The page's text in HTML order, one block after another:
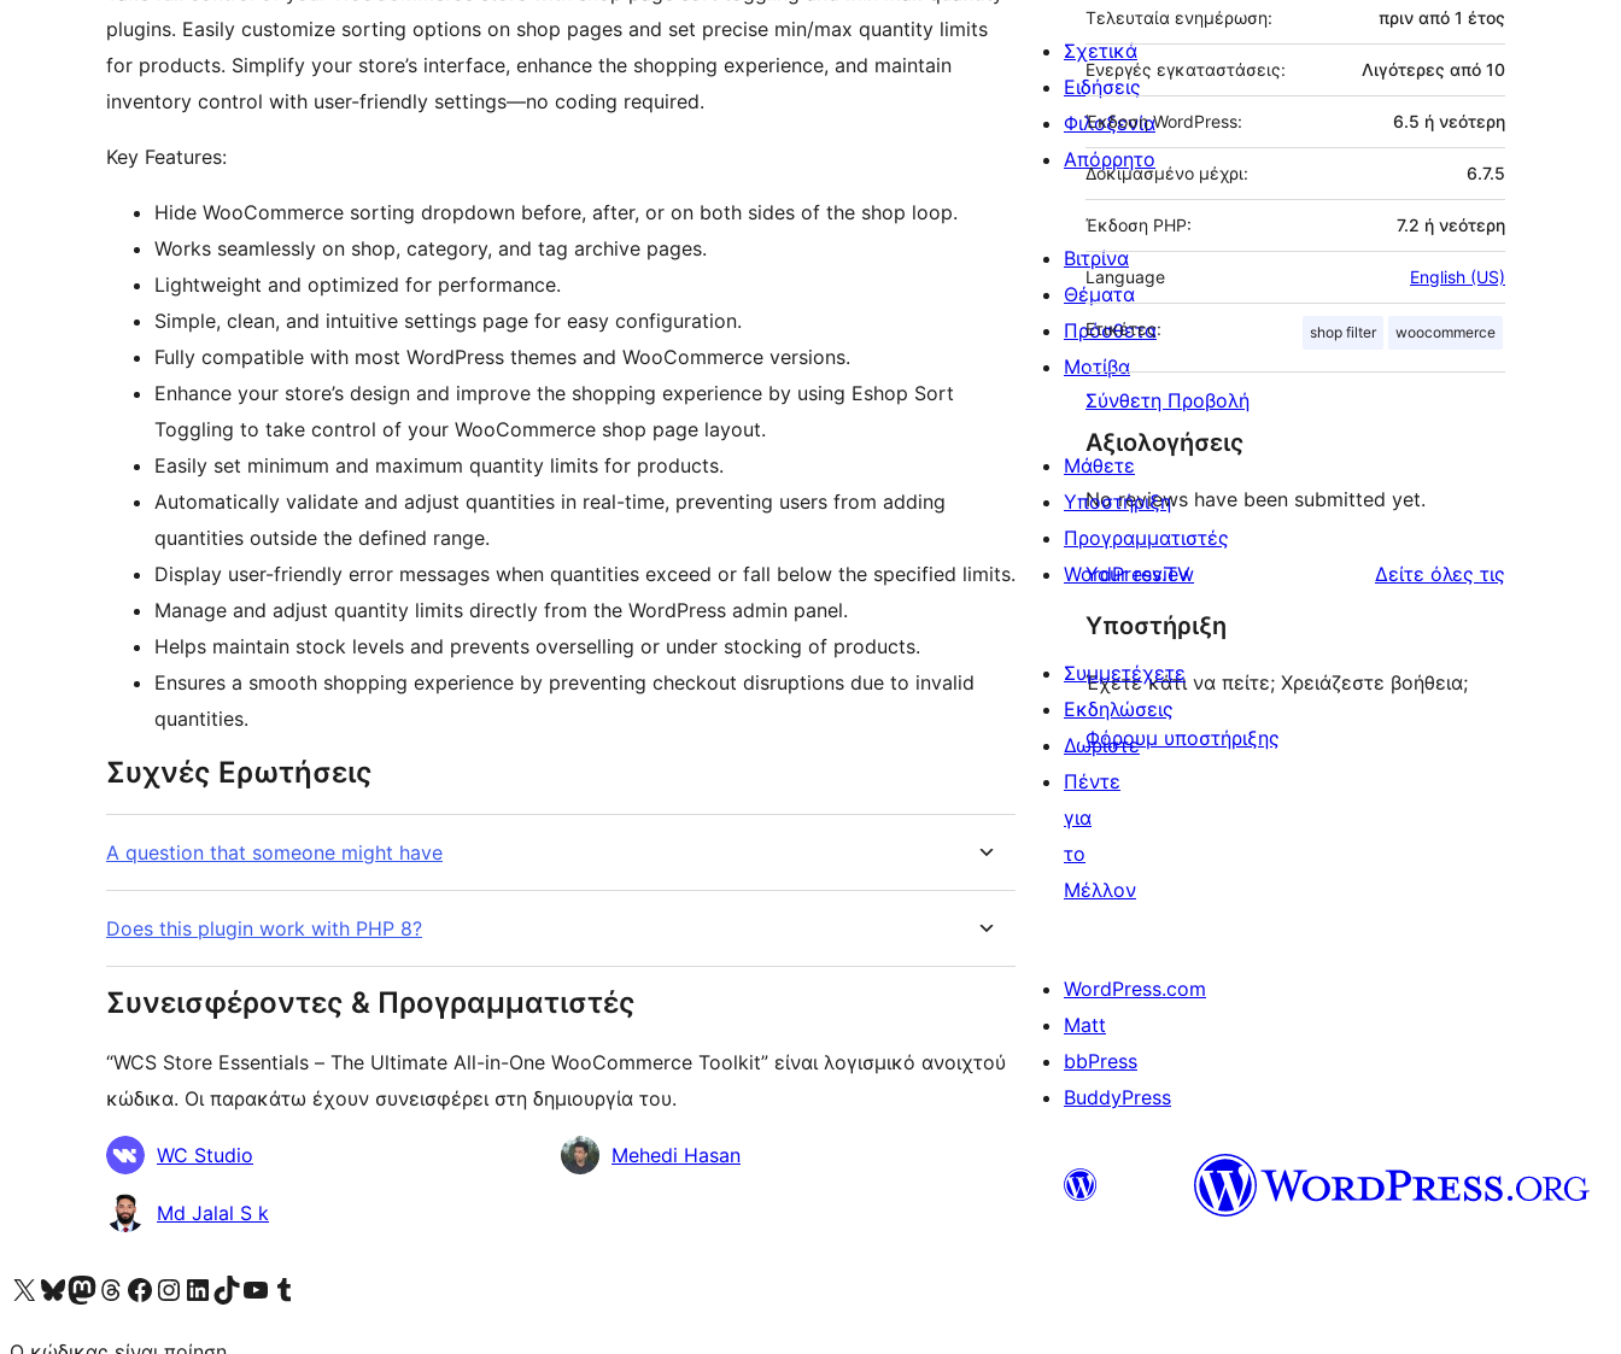
plugins. Easily customize sorting options on shop pages and set precise min/max quantity limits
for products. Simplify your store’s interface, enhance the shopping experience, and maintain
inventory control with user-friendly settings—no coding required.
Key Features:
Hide WooCommerce sorting dropdown before, after, or on both sides of the shop loop.
Works seamlessly on shop, category, and tag archive pages.
Lightweight and optimized for performance.
Simple, clean, and intuitive settings page for easy configuration.
Fully compatible with most WordPress themes and WooCommerce versions.
Enhance your store’s design and improve the shopping experience by using Eshop Sort
Toggling to take control of your WooCommerce shop page layout.
Easily set minimum and maximum quantity limits for products.
Automatically validate and adjust quantities in real-time, preventing users from adding
quantities outside the defined range.
Display user-friendly error messages when quantities exceed or fall below the specified limits.
Manage and adjust quantity limits directly from the WordPress admin panel.
Helps maintain stock levels and prevents overselling or under stocking of products.
Ensures a smooth shopping experience by preventing checkout disruptions due to invalid
quantities.
Συχνές Ερωτήσεις
A question that someone might have
Does this plugin work with PHP 8?
Συνεισφέροντες & Προγραμματιστές
“WCS Store Essentials – The Ultimate All-in-One WooCommerce Toolkit” είναι λογισμικό ανοιχτού
κώδικα. Οι παρακάτω έχουν συνεισφέρει στη δημιουργία του.
Συντελεστές
WC Studio Mehedi Hasan
Md Jalal S k
Τελευταία ενημέρωση: πριν από 1 έτος
Ενεργές εγκαταστάσεις: Λιγότερες από 10
Έκδοση WordPress: 6.5 ή νεότερη
Δοκιμασμένο μέχρι: 6.7.5
Έκδοση PHP: 7.2 ή νεότερη
Language English (US)
Ετικέτες: shop filter woocommerce
Σύνθετη Προβολή
Αξιολογήσεις
No reviews have been submitted yet.
Your review Δείτε όλες τις
Υποστήριξη
Έχετε κάτι να πείτε; Χρειάζεστε βοήθεια;
Φόρουμ υποστήριξης
Σχετικά
Ειδήσεις
Φιλοξενία
Απόρρητο
Βιτρίνα
Θέματα
Πρόσθετα
Μοτίβα
Μάθετε
Υποστήριξη
Προγραμματιστές
WordPress.TV
Συμμετέχετε
Εκδηλώσεις
Δωρίστε
Πέντε
για
το
Μέλλον
WordPress.com
Matt
bbPress
BuddyPress
Visit our X (formerly Twitter) account
Visit our Bluesky account
Επισκεφθείτε τον λογαριασμό μας στο Mastodon
Visit our Threads account
Επισκεφτείτε τη σελίδα μας στο Facebook
Επισκεφθείτε τον λογαριασμό μας Instagram
Επισκεφθείτε τον λογαριασμό μας LinkedIn
Visit our TikTok account
Visit our YouTube channel
Visit our Tumblr account